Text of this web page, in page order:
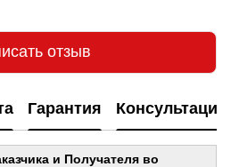
отзыв
Гарантия Консультация
и Получателя во